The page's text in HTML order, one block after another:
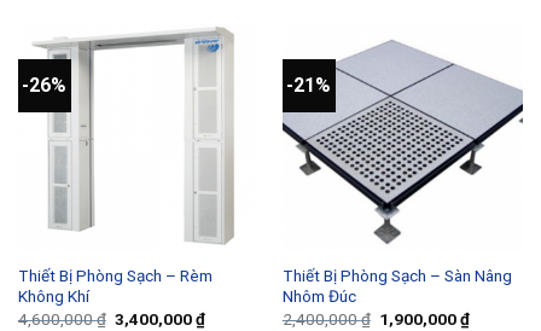
-26%
Thiết Bị Phòng Sạch – Rèm
Không Khí
4,600,000₫ Giá
3,400,000₫Giá
-21%
Thiết Bị Phòng Sạch – Sàn Nâng
Nhôm Đúc
2,400,000₫ Giá
1,900,000₫Giá